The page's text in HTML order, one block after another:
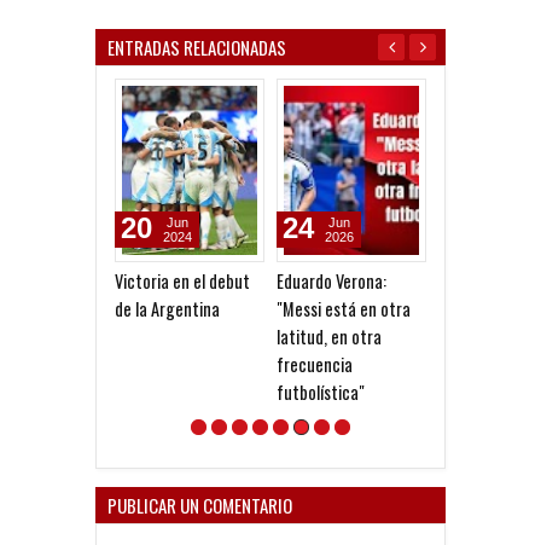
ENTRADAS RELACIONADAS
Victoria en el debut
de la Argentina
20
Jun
2024
Eduardo Verona:
"Messi está en otra
latitud, en otra
frecuencia
futbolística"
24
Jun
2026
PUBLICAR UN COMENTARIO